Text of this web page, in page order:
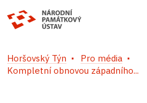
Horšovský Týn
Pro média
Kompletní obnovou západního...